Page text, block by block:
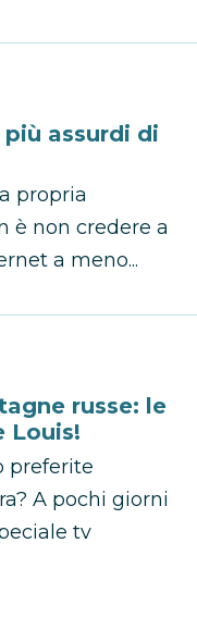
assurdi di
propria
è non credere a
a meno...
russe: le
Louis!
preferite
A pochi giorni
tv